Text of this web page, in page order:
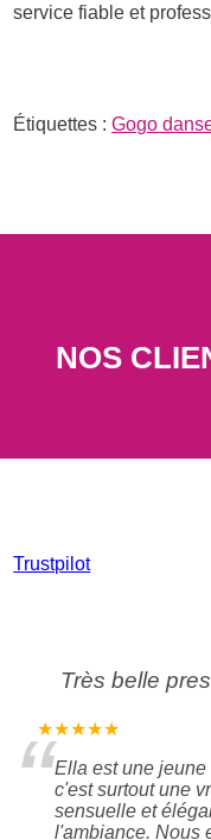
service fiable et
Étiquettes :Gogo
NOS
Trustpilot
Très belle
★★★★★
“Ella est une jeune
c'est surtout une
sensuelle et
l'ambiance. Nous